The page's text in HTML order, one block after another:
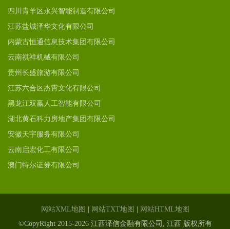
四川青羊区永兴智能制造有限公司
江苏盐城泽华文化有限公司
内蒙古恒通信息技术集团有限公司
云南祺祥机械有限公司
贵州长盛旅游有限公司
江苏六合区杰霄文化有限公司
黑龙江双赢人工智能有限公司
湖北黄石科力房地产集团有限公司
安徽天宇服务有限公司
云南启宏化工有限公司
澳门特尔证券有限公司
网站XML地图 网站TXT地图
网站HTML地图
©CopyRight 2015-2026 江西泽信金融有限公司, 江西 版权所有